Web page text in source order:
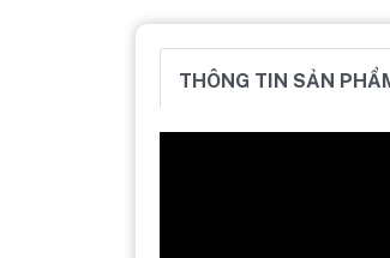
THÔNG TIN SẢN